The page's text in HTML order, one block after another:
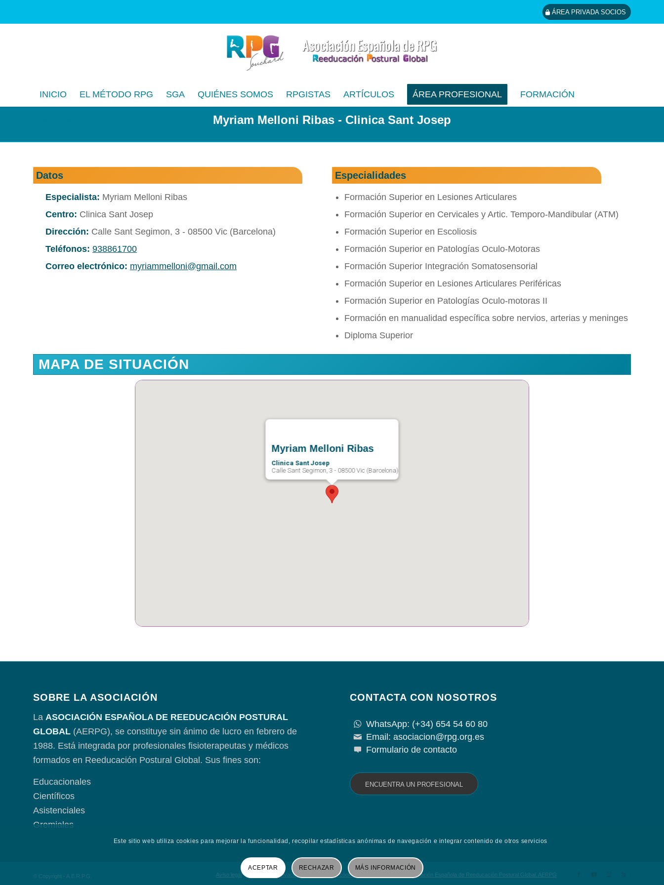
ÁREA PRIVADA SOCIOS
INICIO EL MÉTODO RPG SGA QUIÉNES SOMOS RPGISTAS ARTÍCULOS ÁREA PROFESIONAL FORMACIÓN
Myriam Melloni Ribas - Clinica Sant Josep
Datos
Especialista: Myriam Melloni Ribas
Centro: Clinica Sant Josep
Dirección: Calle Sant Segimon, 3 - 08500 Vic (Barcelona)
Teléfonos: 938861700
Correo electrónico: myriammelloni@gmail.com
Especialidades
Formación Superior en Lesiones Articulares
Formación Superior en Cervicales y Artic. Temporo-Mandibular (ATM)
Formación Superior en Escoliosis
Formación Superior en Patologí­as Oculo-Motoras
Formación Superior Integración Somatosensorial
Formación Superior en Lesiones Articulares Periféricas
Formación Superior en Patologías Oculo-motoras II
Formación en manualidad específica sobre nervios, arterias y meninges
Diploma Superior
MAPA DE SITUACIÓN
Myriam Melloni Ribas
Clinica Sant Josep
Calle Sant Segimon, 3 - 08500 Vic (Barcelona)
SOBRE LA ASOCIACIÓN
La ASOCIACIÓN ESPAÑOLA DE REEDUCACIÓN POSTURAL
GLOBAL (AERPG), se constituye sin ánimo de lucro en febrero de
1988. Está integrada por profesionales fisioterapeutas y médicos
formados en Reeducación Postural Global. Sus fines son:
Educacionales
Científicos
Asistenciales
Gremiales
CONTACTA CON NOSOTROS
WhatsApp: (+34) 654 54 60 80
Email: asociacion@rpg.org.es
Formulario de contacto
ENCUENTRA UN PROFESIONAL
© Copyright - A.E.R.P.G. Aviso legal Política de privacidad Política de cookies Contacta con la Asociación Española de Reeducación Postural Global. AERPG
Este sitio web utiliza cookies para mejorar la funcionalidad, recopilar estadísticas anónimas de navegación e integrar contenido de otros servicios
ACEPTAR RECHAZAR MÁS INFORMACIÓN